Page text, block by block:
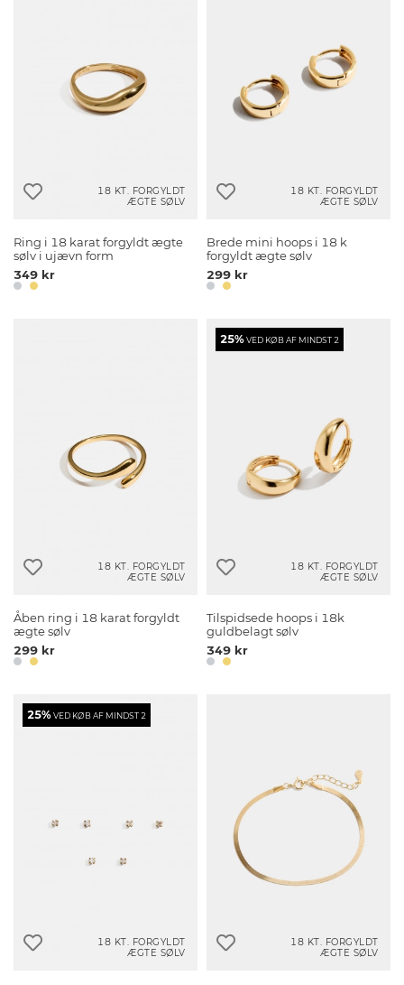
18 KT. FORGYLDT
ÆGTE SØLV
Ring i 18 karat forgyldt ægte
sølv i ujævn form
349 kr
18 KT. FORGYLDT
ÆGTE SØLV
Brede mini hoops i 18 k
forgyldt ægte sølv
299 kr
18 KT. FORGYLDT
ÆGTE SØLV
Åben ring i 18 karat forgyldt
ægte sølv
299 kr
25%VED KØB AF MINDST 2
18 KT. FORGYLDT
ÆGTE SØLV
Tilspidsede hoops i 18k
guldbelagt sølv
349 kr
25%VED KØB AF MINDST 2
18 KT. FORGYLDT
ÆGTE SØLV
18 KT. FORGYLDT
ÆGTE SØLV